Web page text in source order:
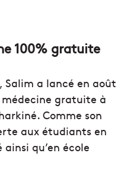
100% gratuite
Salim a lancé en août
gratuite à
Comme son
aux étudiants en
qu’en école